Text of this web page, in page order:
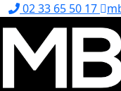
02 33 65 50 17